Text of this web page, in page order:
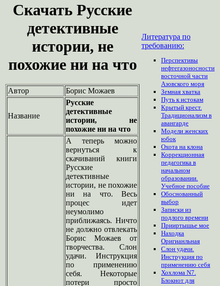
Скачать Русские
детективные
истории, не
похожие ни на что
Автор Борис Можаев
Название
Русские
детективные
истории, не
похожие ни на что
А теперь можно
вернуться к
скачиваний книги
Русские
детективные
истории, не похожие
ни на что. Весь
процес идет
неумолимо
приближаясь. Ничто
не должно отвлекать
Борис Можаев от
творчества. Слон
удачи. Инструкция
по применению
себя. Некоторые
потери просто
Литература по
требованию:
Перспективы
нефтегазоносности
восточной части
Азовского моря
Земная хватка
Путь к истокам
Крытый крест.
Традиционализм в
авангарде
Модели женских
юбок
Охота на клона
Коррекционная
педагогика в
начальном
образовании.
Учебное пособие
Обоснованный
выбор
Записки из
подлого времени
Прииртышье мое
Находка
Оригианльная
Слон удачи.
Инструкция по
применению себя
Хохлома N7.
Блокнот для